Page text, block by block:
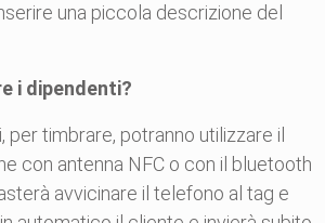
una piccola descrizione del
i dipendenti?
per timbrare, potranno utilizzare il
con antenna NFC o con il bluetooth
avvicinare il telefono al tag e